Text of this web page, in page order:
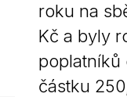
roku na
Kč a byly
poplatníků
částku